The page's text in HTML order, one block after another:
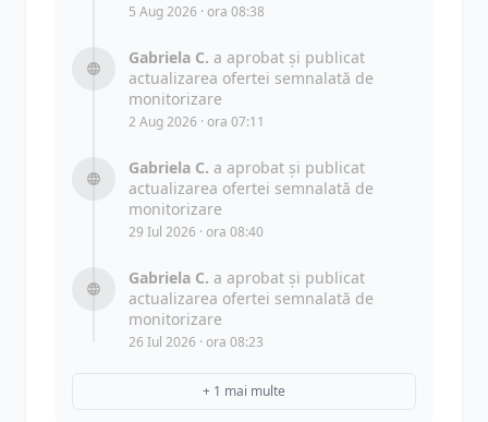
5 Aug 2026 · ora 08:38
Gabriela C. a aprobat și publicat
actualizarea ofertei semnalată de
monitorizare
2 Aug 2026 · ora 07:11
Gabriela C. a aprobat și publicat
actualizarea ofertei semnalată de
monitorizare
29 Iul 2026 · ora 08:40
Gabriela C. a aprobat și publicat
actualizarea ofertei semnalată de
monitorizare
26 Iul 2026 · ora 08:23
+ 1 mai multe